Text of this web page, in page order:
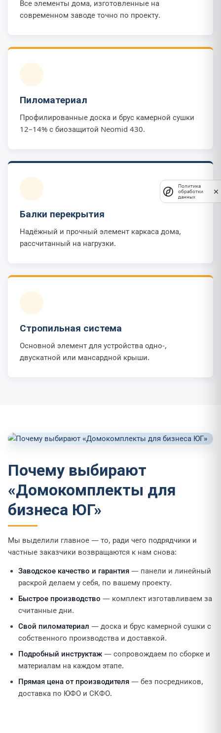
Все элементы дома, изготовленные на
современном заводе точно по проекту.
Пиломатериал
Профилированные доска и брус камерной сушки
12–14% с биозащитой Neomid 430.
Балки перекрытия
Надёжный и прочный элемент каркаса дома,
рассчитанный на нагрузки.
Стропильная система
Основной элемент для устройства одно-,
двускатной или мансардной крыши.
Почему выбирают
«Домокомплекты для
бизнеса ЮГ»
Мы выделили главное — то, ради чего подрядчики и
частные заказчики возвращаются к нам снова:
Заводское качество и гарантия — панели и линейный
раскрой делаем у себя, по вашему проекту.
Быстрое производство — комплект изготавливаем за
считанные дни.
Свой пиломатериал — доска и брус камерной сушки с
собственного производства и доставкой.
Подробный инструктаж — сопровождаем по сборке и
материалам на каждом этапе.
Прямая цена от производителя — без посредников,
доставка по ЮФО и СКФО.
Политика
обработки
данных